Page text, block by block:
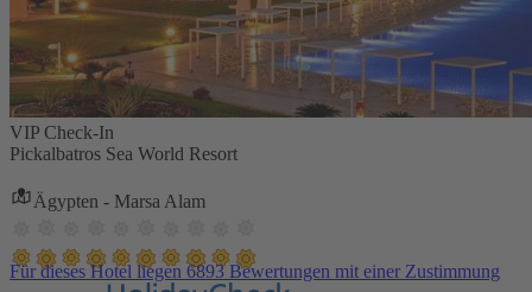
VIP Check-In
Pickalbatros Sea World Resort
Ägypten - Marsa Alam
Für dieses Hotel liegen 6893 Bewertungen mit einer Zustimmung